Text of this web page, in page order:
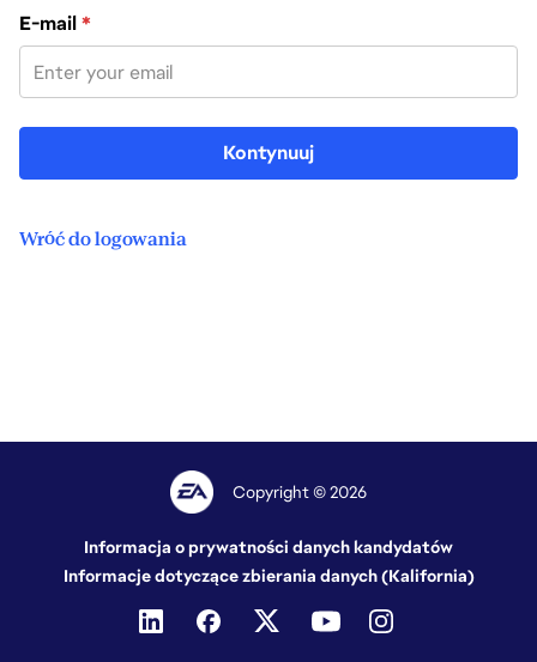
Zresetuj hasło za pomocą adresu e-mail
E-mail*
Kontynuuj
Wróć do logowania
Copyright © 2026
Informacja o prywatności danych kandydatów
Informacje dotyczące zbierania danych (Kalifornia)